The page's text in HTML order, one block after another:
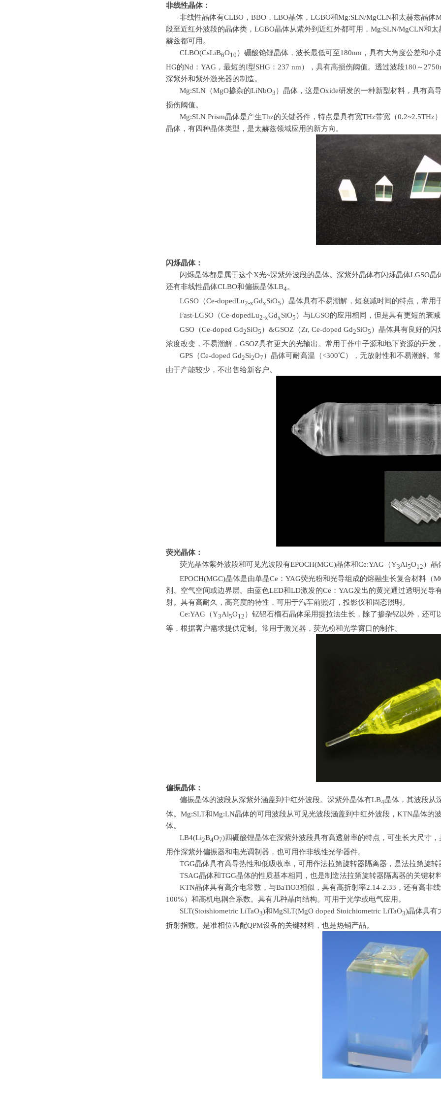
非线性晶体：
非线性晶体有CLBO，BBO，LBO晶体，LGBO和Mg:SLN/MgCLN和太赫兹晶体
段至近红外波段的晶体类，LGBO晶体从紫外到近红外都可用，Mg:SLN/MgCLN和
赫兹都可用。
CLBO(CsLiB6O10 ）硼酸铯锂晶体，波长最低可至180nm，具有大角度公差和
HG的Nd：YAG，最短的I型SHG：237 nm），具有高损伤阈值。透过波段180～
深紫外和紫外激光器的制造。
Mg:SLN（MgO掺杂的LiNbO3 ）晶体，这是Oxide研发的一种新型材料，具有高
损伤阈值。
Mg:SLN Prism晶体是产生Thz的关键器件，特点是具有宽THz带宽（
晶体，有四种晶体类型，是太赫兹领域应用的新方向。
闪烁晶体：
闪烁晶体都是属于这个X光~深紫外波段的晶体。深紫外晶体有闪烁晶体LGSO晶
还有非线性晶体CLBO和偏振晶体LB4。
LGSO（Ce-dopedLu2-xGdxSiO5 ）晶体具有不易潮解，短衰减时间的特点，常用
Fast-LGSO（Ce-dopedLu2-xGdxSiO5 ）与LGSO的应用相同，但是具有更短的衰
GSO（Ce-doped Gd2SiO5 ） &GSOZ （Zr, Ce-doped Gd2SiO5 ）晶体具有良好的闪
浓度改变，不易潮解， GSOZ具有更大的光输出。常用于作中子源和地下资源的开发
GPS（Ce-doped Gd2Si2O7 ）晶体可耐高温（<300℃），无放射性和不易潮解。
由于产能较少，不出售给新客户。
荧光晶体：
荧光晶体紫外波段和可见光波段有EPOCH(MGC)晶体和Ce:YAG （Y3Al5O12 ）晶
EPOCH(MGC)晶体是由单晶Ce ： YAG荧光粉和光导组成的熔融生长复合材料（
剂、空气空间或边界层。由蓝色LED和LD激发的Ce ： YAG发出的黄光通过透明光导
射。具有高耐久，高亮度的特性，可用于汽车前照灯，投影仪和固态照明。
Ce:YAG（Y3Al5O12 ）钇铝石榴石晶体采用提拉法生长，除了掺杂钇以外，还可
等，根据客户需求提供定制。常用于激光器，荧光粉和光学窗口的制作。
偏振晶体：
偏振晶体的波段从深紫外涵盖到中红外波段。深紫外晶体有LB4晶体，其波段从
体。 Mg:SLT和Mg:LN晶体的可用波段从可见光波段涵盖到中红外波段， KTN晶体的
体。
LB4(Li2B4O7)四硼酸锂晶体在深紫外波段具有高透射率的特点，可生长大尺寸
用作深紫外偏振器和电光调制器，也可用作非线性光学器件。
TGG晶体具有高导热性和低吸收率，可用作法拉第旋转器隔离器，是法拉第旋
TSAG晶体和TGG晶体的性质基本相同，也是制造法拉第旋转器隔离器的关键材
KTN晶体具有高介电常数，与BaTiO3相似，具有高折射率2.14-2.33 ，还有高非
100%）和高机电耦合系数。具有几种晶向结构。可用于光学或电气应用。
SLT(Stoishiometric LiTaO3)和MgSLT(MgO doped Stoichiometric LiTaO3)晶体具有
折射指数。是准相位匹配QPM设备的关键材料，也是热销产品。